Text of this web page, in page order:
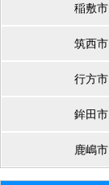
稲敷市
筑西市
行方市
鉾田市
鹿嶋市